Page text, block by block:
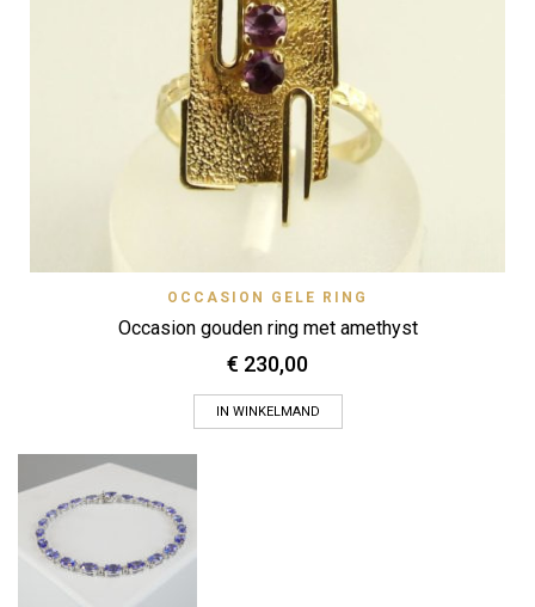
OCCASION GELE RING
Occasion gouden ring met amethyst
€ 230,00
IN WINKELMAND